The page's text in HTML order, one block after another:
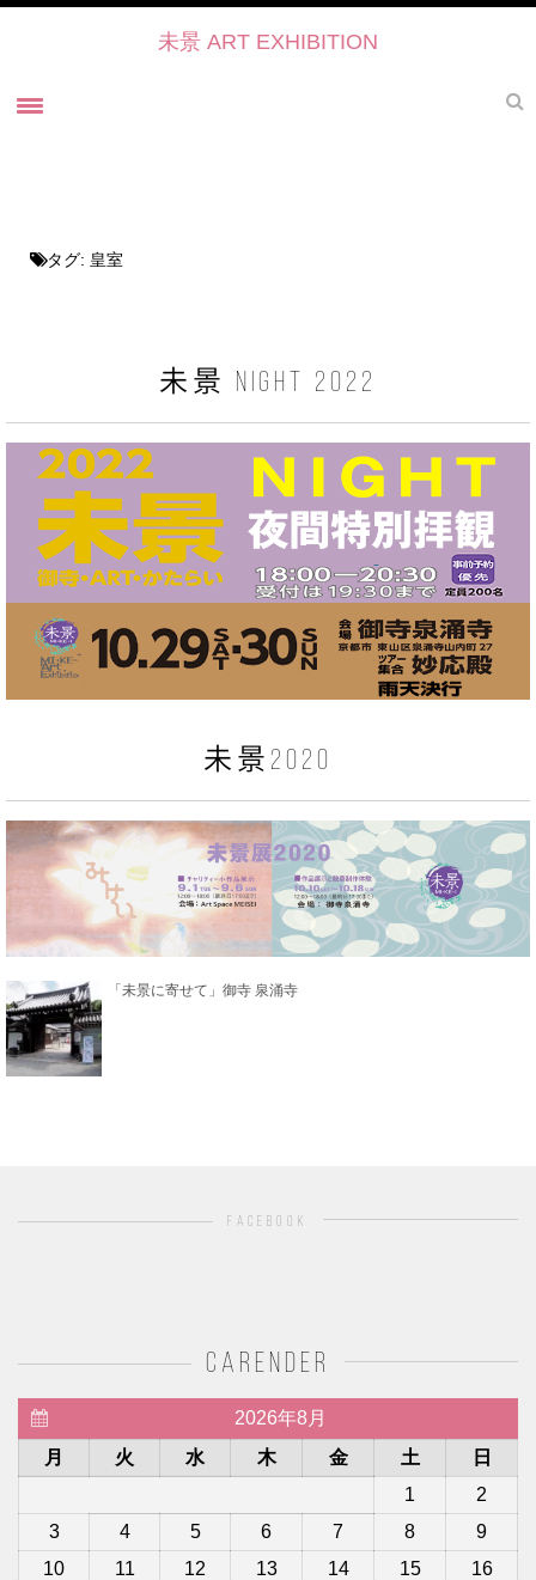
未景 ART EXHIBITION
未景2021・出展作家紹介
お問い合せ
未景イベントのご予約について2022
タグ: 皇室
未景 NIGHT 2022
未景2020
「未景に寄せて」御寺 泉涌寺
facebook
carender
2026年8月
月
火 水 木 金 土
日
1
2
3
4 5 6 7 8
9
10
11 12 13 14 15
16